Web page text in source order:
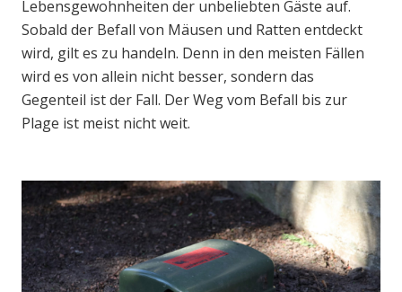
Lebensgewohnheiten der unbeliebten Gäste auf.
Sobald der Befall von Mäusen und Ratten entdeckt
wird, gilt es zu handeln. Denn in den meisten Fällen
wird es von allein nicht besser, sondern das
Gegenteil ist der Fall. Der Weg vom Befall bis zur
Plage ist meist nicht weit.